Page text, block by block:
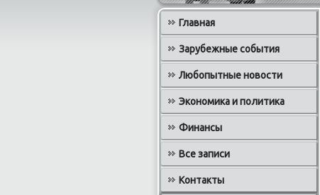
Главная
Зарубежные события
Любопытные новости
Экономика и политика
Финансы
Все записи
Контакты